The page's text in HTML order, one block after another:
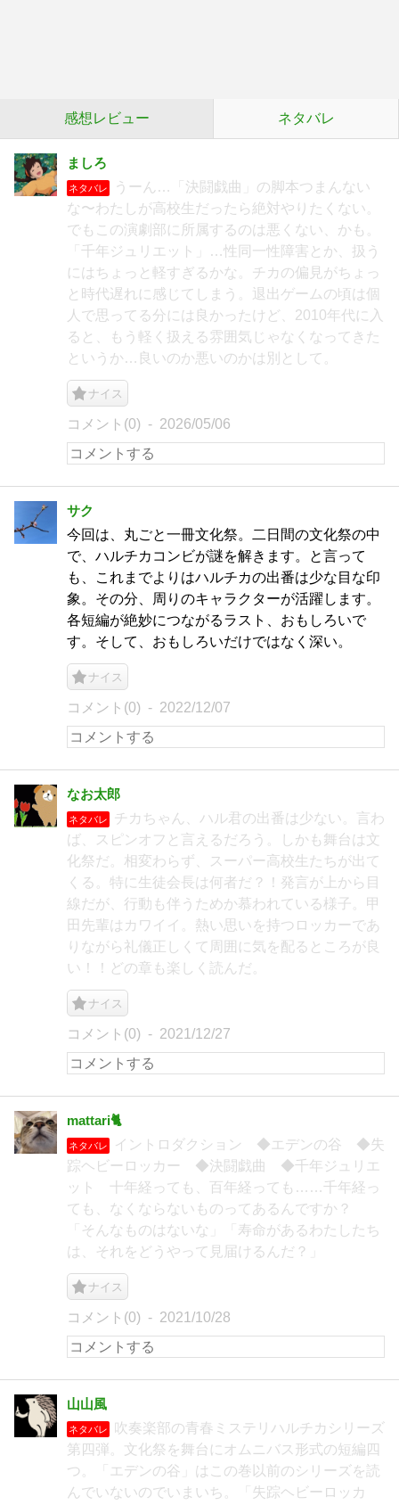
感想レビュー ネタバレ
ましろ
ネタバレ
うーん…「決闘戯曲」の脚本つまんない
な〜わたしが高校生だったら絶対やりたくない。
でもこの演劇部に所属するのは悪くない、かも。
「千年ジュリエット」…性同一性障害とか、扱う
にはちょっと軽すぎるかな。チカの偏見がちょっ
と時代遅れに感じてしまう。退出ゲームの頃は個
人で思ってる分には良かったけど、2010年代に入
ると、もう軽く扱える雰囲気じゃなくなってきた
というか…良いのか悪いのかは別として。
ナイス
コメント(0) 2026/05/06
サク
今回は、丸ごと一冊文化祭。二日間の文化祭の中
で、ハルチカコンビが謎を解きます。と言って
も、これまでよりはハルチカの出番は少な目な印
象。その分、周りのキャラクターが活躍します。
各短編が絶妙につながるラスト、おもしろいで
す。そして、おもしろいだけではなく深い。
ナイス
コメント(0) 2022/12/07
なお太郎
ネタバレ
チカちゃん、ハル君の出番は少ない。言わ
ば、スピンオフと言えるだろう。しかも舞台は文
化祭だ。相変わらず、スーパー高校生たちが出て
くる。特に生徒会長は何者だ？！発言が上から目
線だが、行動も伴うためか慕われている様子。甲
田先輩はカワイイ。熱い思いを持つロッカーであ
りながら礼儀正しくて周囲に気を配るところが良
い！！どの章も楽しく読んだ。
ナイス
コメント(0) 2021/12/27
mattari🐈
ネタバレ
イントロダクション ◆エデンの谷 ◆失
踪ヘビーロッカー ◆決闘戯曲 ◆千年ジュリエ
ット 十年経っても、百年経っても……千年経っ
ても、なくならないものってあるんですか？
「そんなものはないな」「寿命があるわたしたち
は、それをどうやって見届けるんだ？」
ナイス
コメント(0) 2021/10/28
山山風
ネタバレ
吹奏楽部の青春ミステリハルチカシリーズ
第四弾。文化祭を舞台にオムニバス形式の短編四
つ。「エデンの谷」はこの巻以前のシリーズを読
んでいないのでいまいち。「失踪ヘビーロッカ